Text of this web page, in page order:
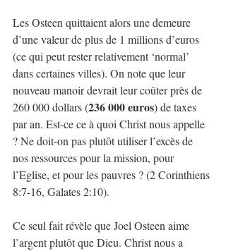
Les Osteen quittaient alors une demeure
d’une valeur de plus de 1 millions d’euros
(ce qui peut rester relativement ‘normal’
dans certaines villes). On note que leur
nouveau manoir devrait leur coûter près de
260 000 dollars (236 000 euros) de taxes
par an. Est-ce ce à quoi Christ nous appelle
? Ne doit-on pas plutôt utiliser l’excès de
nos ressources pour la mission, pour
l’Eglise, et pour les pauvres ? (2 Corinthiens
8:7-16, Galates 2:10).
Ce seul fait révèle que Joel Osteen aime
l’argent plutôt que Dieu. Christ nous a